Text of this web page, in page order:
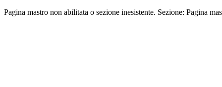
Pagina mastro non abilitata o sezione inesistente. Sezione: Pagina